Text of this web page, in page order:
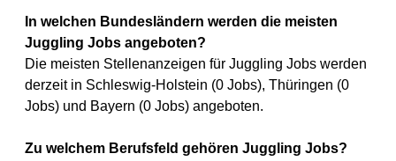
In welchen Bundesländern werden die meisten
Juggling Jobs angeboten?
Die meisten Stellenanzeigen für Juggling Jobs werden
derzeit in Schleswig-Holstein (0 Jobs), Thüringen (0
Jobs) und Bayern (0 Jobs) angeboten.
Zu welchem Berufsfeld gehören Juggling Jobs?